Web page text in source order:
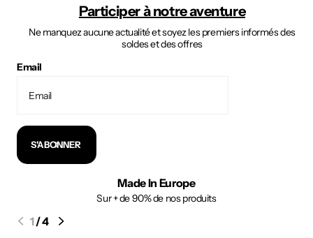
Participer à notre aventure
Ne manquez aucune actualité et soyez les premiers informés des
soldes et des offres
Email
S'ABONNER
Made In Europe
Sur + de 90% de nos produits
1/4